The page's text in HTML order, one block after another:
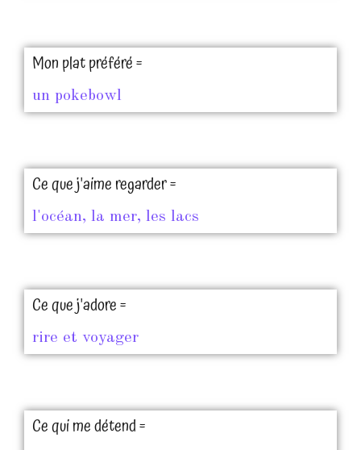
Mon plat préféré =
un pokebowl
Ce que j'aime regarder =
l'océan, la mer, les lacs
Ce que j'adore =
rire et voyager
Ce qui me détend =